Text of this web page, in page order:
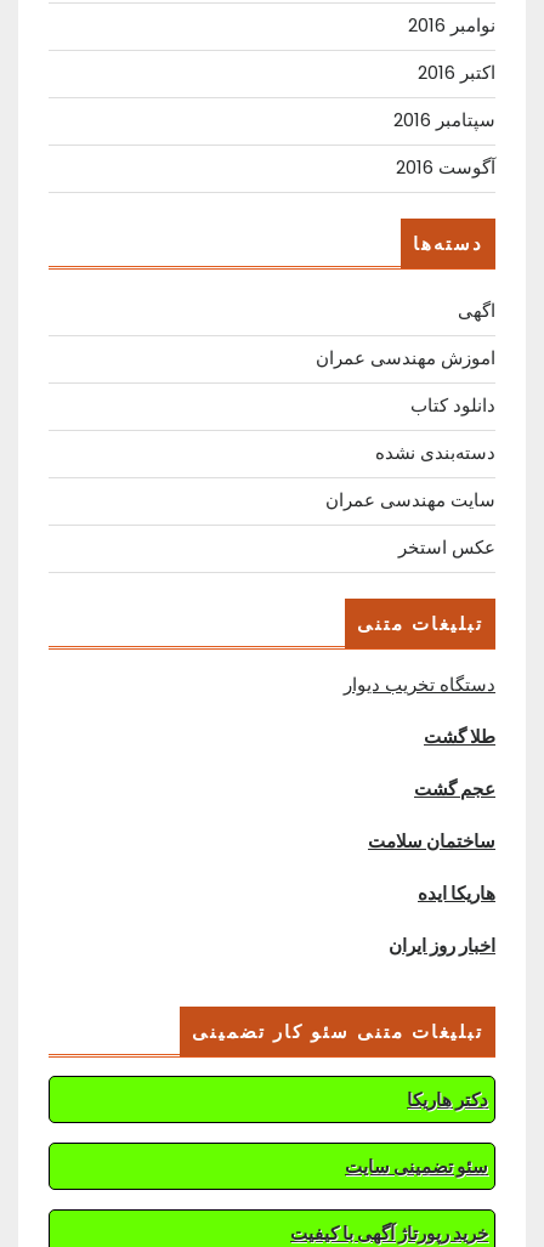
نوامبر 2016
اکتبر 2016
سپتامبر 2016
آگوست 2016
دسته‌ها
اگهی
اموزش مهندسی عمران
دانلود کتاب
دسته‌بندی نشده
سایت مهندسی عمران
عکس استخر
تبلیغات متنی
دستگاه تخریب دیوار
طلا گشت
عجم گشت
ساختمان سلامت
هاریکا ایده
اخبار روز ایران
تبلیغات متنی سئو کار تضمینی
دکتر هاریکا
سئو تضمینی سایت
خرید رپورتاژ آگهی با کیفیت